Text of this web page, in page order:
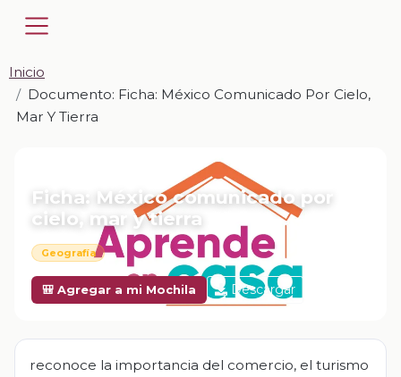
Inicio
Documento: Ficha: México Comunicado Por Cielo,
Mar Y Tierra
Ficha: México comunicado por
cielo, mar y tierra
Geografía
🎒 Agregar a mi Mochila Descargar
reconoce la importancia del comercio, el turismo